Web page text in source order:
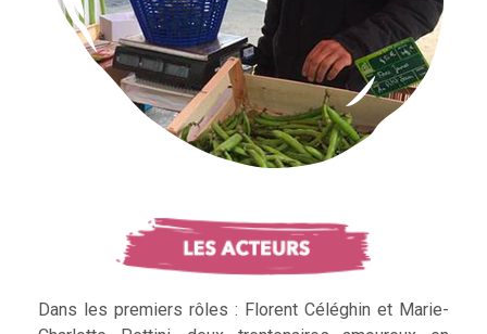
Dans les premiers rôles : Florent Céléghin et Marie-